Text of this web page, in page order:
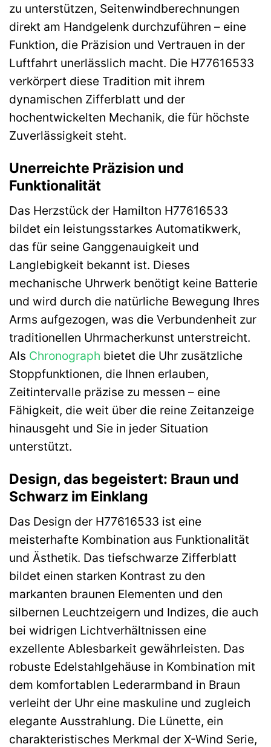
zu unterstützen, Seitenwindberechnungen
direkt am Handgelenk durchzuführen – eine
Funktion, die Präzision und Vertrauen in der
Luftfahrt unerlässlich macht. Die H77616533
verkörpert diese Tradition mit ihrem
dynamischen Zifferblatt und der
hochentwickelten Mechanik, die für höchste
Zuverlässigkeit steht.
Unerreichte Präzision und
Funktionalität
Das Herzstück der Hamilton H77616533
bildet ein leistungsstarkes Automatikwerk,
das für seine Ganggenauigkeit und
Langlebigkeit bekannt ist. Dieses
mechanische Uhrwerk benötigt keine Batterie
und wird durch die natürliche Bewegung Ihres
Arms aufgezogen, was die Verbundenheit zur
traditionellen Uhrmacherkunst unterstreicht.
Als Chronograph bietet die Uhr zusätzliche
Stoppfunktionen, die Ihnen erlauben,
Zeitintervalle präzise zu messen – eine
Fähigkeit, die weit über die reine Zeitanzeige
hinausgeht und Sie in jeder Situation
unterstützt.
Design, das begeistert: Braun und
Schwarz im Einklang
Das Design der H77616533 ist eine
meisterhafte Kombination aus Funktionalität
und Ästhetik. Das tiefschwarze Zifferblatt
bildet einen starken Kontrast zu den
markanten braunen Elementen und den
silbernen Leuchtzeigern und Indizes, die auch
bei widrigen Lichtverhältnissen eine
exzellente Ablesbarkeit gewährleisten. Das
robuste Edelstahlgehäuse in Kombination mit
dem komfortablen Lederarmband in Braun
verleiht der Uhr eine maskuline und zugleich
elegante Ausstrahlung. Die Lünette, ein
charakteristisches Merkmal der X-Wind Serie,